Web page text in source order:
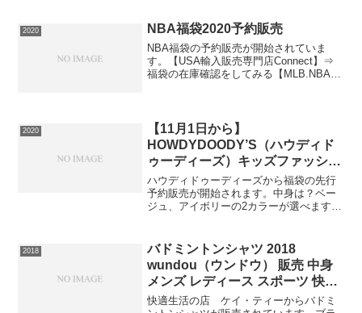
認はココ数量限定なので早めの在庫確
2020 NBA福袋2020予約販売
NBA福袋の予約販売が開始されていま
す。【USA輸入販売専門店Connect】⇒
福袋の在庫確認をしてみる【MLB.NBAグ
2020
【11月1日から】
HOWDYDOODY’S（ハウディド
ゥーディーズ）キッズファッショ
ン福袋2020先行予約販売。
ハウディドゥーディーズから福袋の先行
予約販売が開始されます。中身は？ベー
ジュ、アイボリーの2カラーが選べます。
必ず手に入れたい人は早めの在庫確認を
おねがいします。
2018
バドミントンシャツ 2018
wundou（ウンドウ） 販売 中身
メンズ レディース スポーツ 快適
生活の店 ケイ・ティー スポー
快適生活の店 ケイ・ティーからバドミ